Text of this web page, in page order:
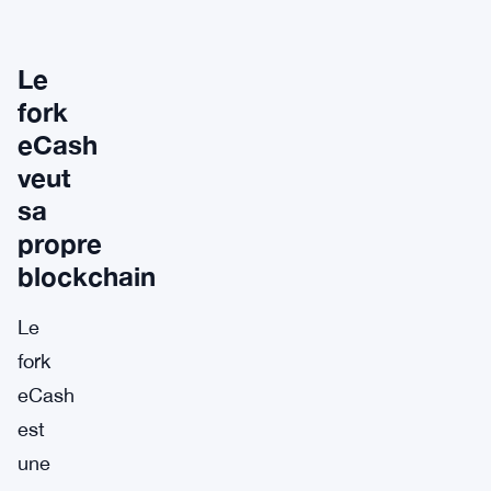
Le
fork
eCash
veut
sa
propre
blockchain
Le
fork
eCash
est
une